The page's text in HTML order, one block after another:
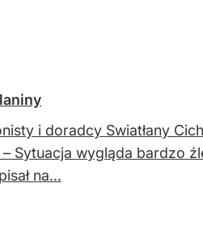
i doradcy Swiatłany
Sytuacja wygląda bardzo
na...